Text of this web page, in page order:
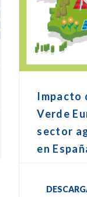
Impacto
Verde
sector
en